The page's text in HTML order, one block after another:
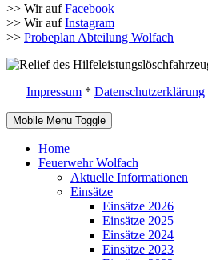
>> Wir aufFacebook
>> Wir aufInstagram
>> Probeplan Abteilung Wolfach
Impressum* Datenschutzerklärung
Mobile Menu Toggle
Home
Feuerwehr Wolfach
Aktuelle Informationen
Einsätze
Einsätze 2026
Einsätze 2025
Einsätze 2024
Einsätze 2023